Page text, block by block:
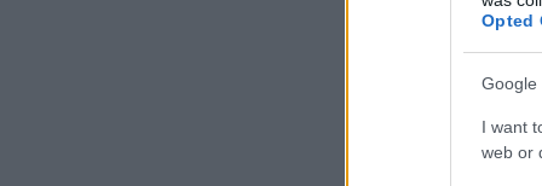
Opted
Google
I want
web or